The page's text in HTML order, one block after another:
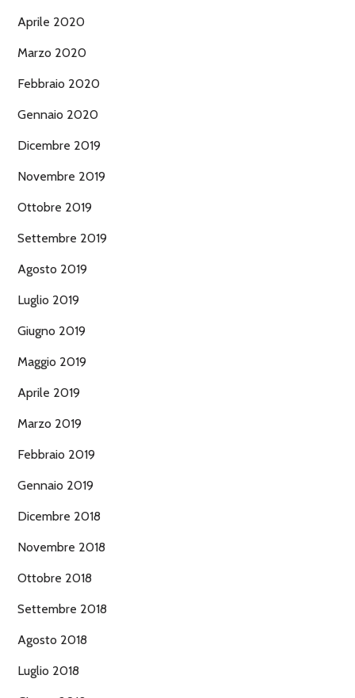
Aprile 2020
Marzo 2020
Febbraio 2020
Gennaio 2020
Dicembre 2019
Novembre 2019
Ottobre 2019
Settembre 2019
Agosto 2019
Luglio 2019
Giugno 2019
Maggio 2019
Aprile 2019
Marzo 2019
Febbraio 2019
Gennaio 2019
Dicembre 2018
Novembre 2018
Ottobre 2018
Settembre 2018
Agosto 2018
Luglio 2018